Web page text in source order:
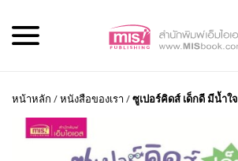
หน้าหลัก /หนังสือของเรา /ซูเปอร์คิดส์ เด็กดี มีน้ำใจ